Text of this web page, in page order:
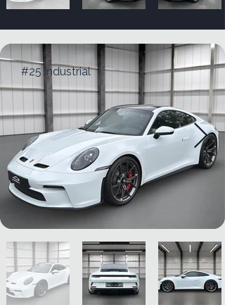
#25 industrial